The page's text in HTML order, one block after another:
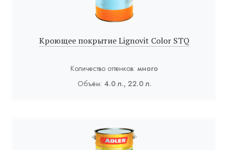
Кроющее покрытие Lignovit Color STQ
Количество оттенков: много
Объём: 4.0 л., 22.0 л.